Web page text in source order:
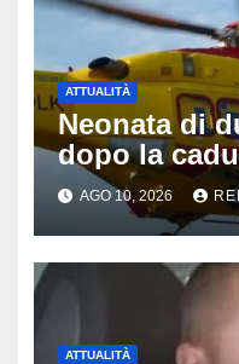
ATTUALITÀ
Neonata di
dopo la
ospedale:
poi
AGO 10, 2026
ATTUALITÀ